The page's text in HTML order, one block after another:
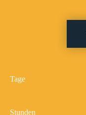
Tage
Stunden